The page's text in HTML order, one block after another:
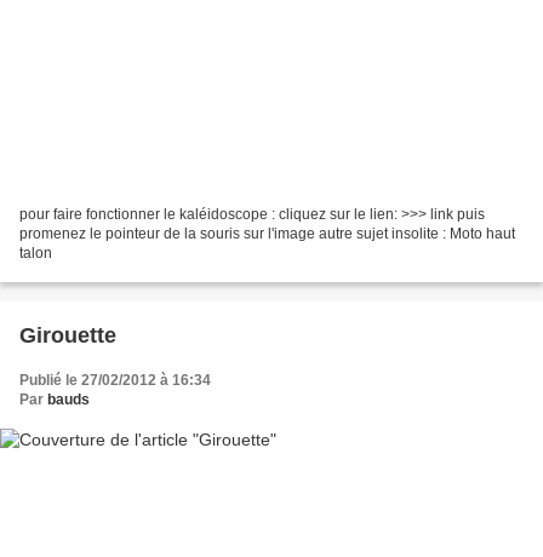
pour faire fonctionner le kaléidoscope : cliquez sur le lien: >>> link puis
promenez le pointeur de la souris sur l'image autre sujet insolite : Moto haut
talon
Girouette
Publié le 27/02/2012 à 16:34
Par bauds